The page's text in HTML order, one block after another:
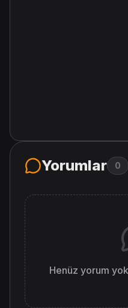
Yorumlar 0
Henüz yorum